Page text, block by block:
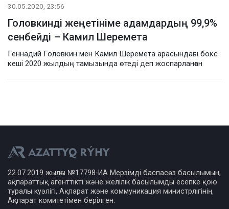
30.05.2020, 23:56
Головкинді жеңетініме адамдардың 99,9%
сенбейді – Камил Шеремета
Геннадий Головкин мен Камил Шеремета арасындағы бокс
кеші 2020 жылдың тамызында өтеді деп жоспарланған
22.07.2019 жылғы №17798-ИА Мерзімді баспасөз басылымын,
ақпараттық агенттікті және желілік басылымды есепке қою
туралы куәлігі, Ақпарат және коммуникация министрлігінің
Ақпарат комитетімен берілген.